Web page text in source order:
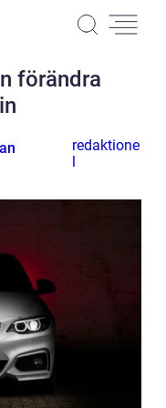
förändra
redaktione
l